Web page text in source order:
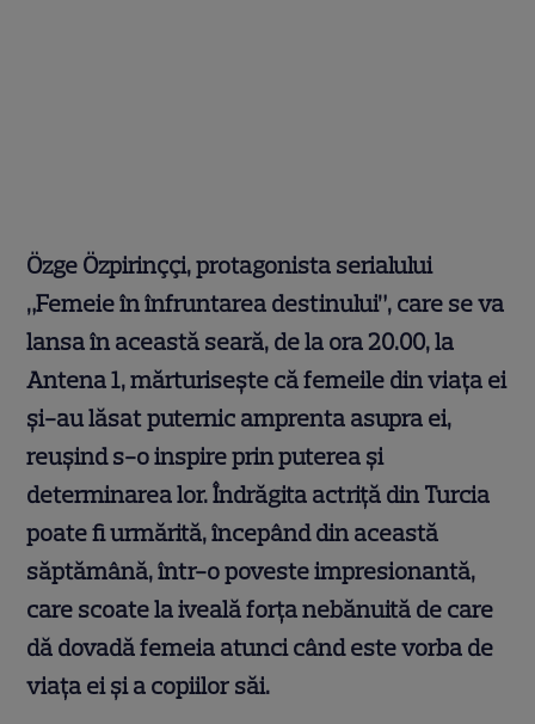
Özge Özpirinççi, protagonista serialului
„Femeie în înfruntarea destinului”, care se va
lansa în această seară, de la ora 20.00, la
Antena 1, mărturisește căfemeile din viața ei
și-au lăsat puternic amprenta asupra ei,
reușind s-o inspire prin puterea și
determinarea lor.Îndrăgita actriță din Turcia
poate fi urmărită, începând din această
săptămână, într-o poveste impresionantă,
care scoate la iveală forța nebănuită de care
dă dovadă femeia atunci când este vorba de
viața eiși a copiilor săi.